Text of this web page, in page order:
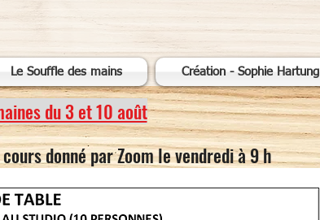
Le Souffle des mains Création - Sophie Hartung
l'esprit
du 3 et 10 août
donné par Zoom le vendredi à 9 h